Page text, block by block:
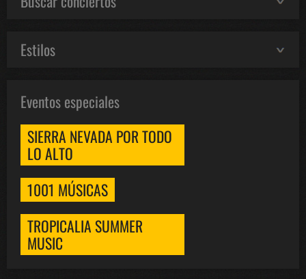
Estilos
Eventos especiales
SIERRA NEVADA POR TODO
LO ALTO
1001 MÚSICAS
TROPICALIA SUMMER
MUSIC